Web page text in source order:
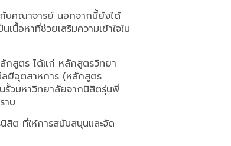
กับคณาจารย์ นอกจากนี้ยังได้
อหาที่ช่วยเสริมความเข้าใจใน
กสูตร ได้แก่ หลักสูตรวิทยา
ลยีอุตสาหการ (หลักสูตร
รั้วมหาวิทยาลัยจากนิสิตรุ่นพี่
าบ
สิต ที่ให้การสนับสนุนและจัด